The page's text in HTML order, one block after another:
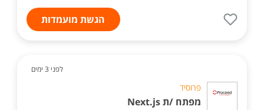
הגשת מועמדות
לפני 3 ימים
פרוסיד
מפתח /ת Next.js